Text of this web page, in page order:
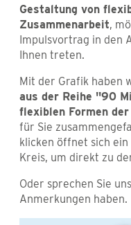
Gestaltung von
Zusammenarbeit,
Impulsvortrag in den
Ihnen treten.
Mit der Grafik haben
aus der Reihe "90
flexiblen Formen
für Sie
klicken öffnet sich ein
Kreis, um direkt zu
Oder sprechen Sie
Anmerkungen haben.